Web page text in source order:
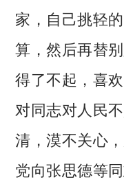
家，自己挑轻
算，然后再替
得了不起，喜
对同志对人民
清，漠不关心
党向张思德等